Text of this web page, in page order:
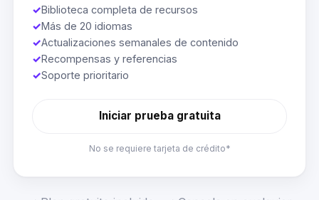
✓Biblioteca completa de recursos
✓Más de 20 idiomas
✓Actualizaciones semanales de contenido
✓Recompensas y referencias
✓Soporte prioritario
Iniciar prueba gratuita
No se requiere tarjeta de crédito*